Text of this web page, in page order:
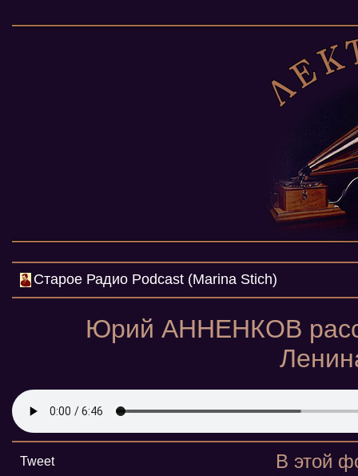
Cтарое Радио Podcast (Marina Stich)
Юрий АННЕНКОВ
Tweet
В этой